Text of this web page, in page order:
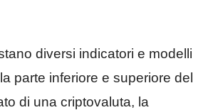
diversi indicatori e modelli
parte inferiore e superiore del
di una criptovaluta, la